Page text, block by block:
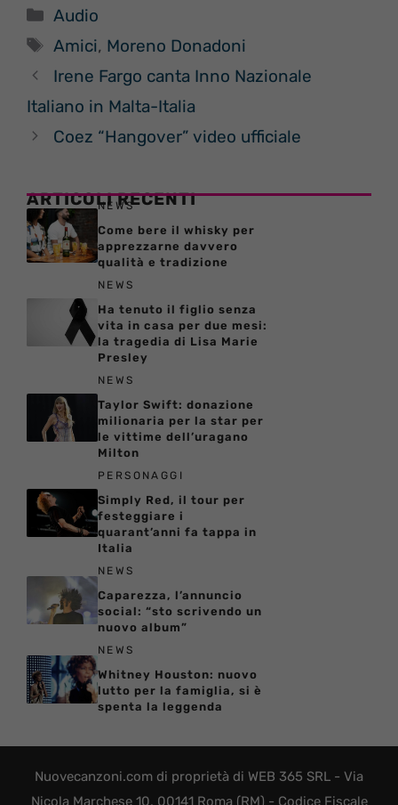
Categorie
Audio
Tag
Amici, Moreno Donadoni
Irene Fargo canta Inno Nazionale
Italiano in Malta-Italia
Coez “Hangover” video ufficiale
ARTICOLI RECENTI
NEWS
Come bere il whisky per
apprezzarne davvero
qualità e tradizione
NEWS
Ha tenuto il figlio senza
vita in casa per due mesi:
la tragedia di Lisa Marie
Presley
NEWS
Taylor Swift: donazione
milionaria per la star per
le vittime dell’uragano
Milton
PERSONAGGI
Simply Red, il tour per
festeggiare i
quarant’anni fa tappa in
Italia
NEWS
Caparezza, l’annuncio
social: “sto scrivendo un
nuovo album”
NEWS
Whitney Houston: nuovo
lutto per la famiglia, si è
spenta la leggenda
Nuovecanzoni.com di proprietà di WEB 365 SRL - Via
Nicola Marchese 10, 00141 Roma (RM) - Codice Fiscale